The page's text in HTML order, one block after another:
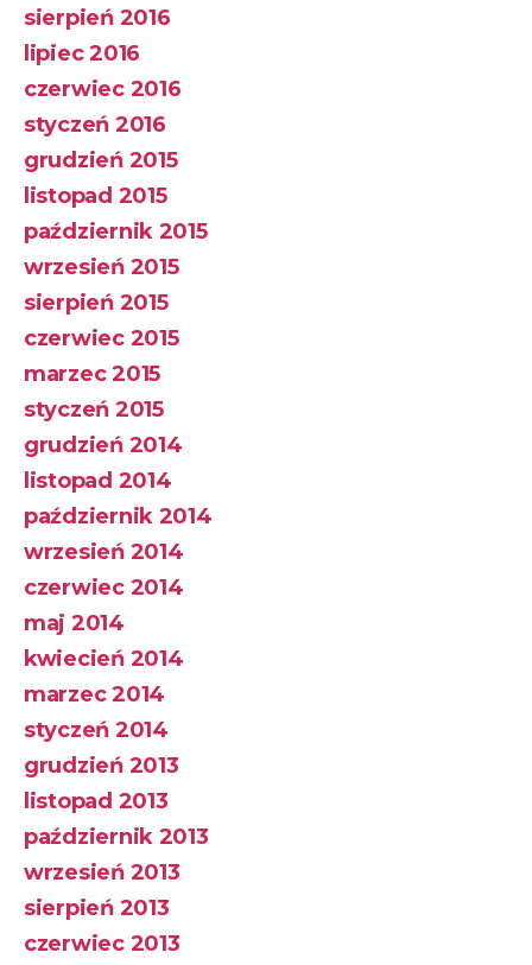
sierpień 2016
lipiec 2016
czerwiec 2016
styczeń 2016
grudzień 2015
listopad 2015
październik 2015
wrzesień 2015
sierpień 2015
czerwiec 2015
marzec 2015
styczeń 2015
grudzień 2014
listopad 2014
październik 2014
wrzesień 2014
czerwiec 2014
maj 2014
kwiecień 2014
marzec 2014
styczeń 2014
grudzień 2013
listopad 2013
październik 2013
wrzesień 2013
sierpień 2013
czerwiec 2013